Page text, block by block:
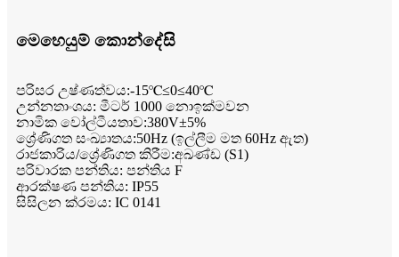
මෙහෙයුම් කොන්දේසි
පරිසර උෂ්ණත්වය:-15℃≤0≤40℃
උන්නතාංශය: මීටර් 1000 නොඉක්මවන
නාමික වෝල්ටීයතාව:380V±5%
ශ්‍රේණිගත සංඛ්‍යාතය:50Hz (ඉල්ලීම මත 60Hz ඇත)
රාජකාරිය/ශ්‍රේණිගත කිරීම:අඛණ්ඩ (S1)
පරිවාරක පන්තිය: පන්තිය F
ආරක්ෂණ පන්තිය: IP55
සිසිලන ක්රමය: IC 0141